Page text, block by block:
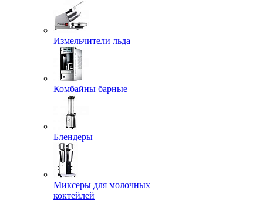
Измельчители льда
Комбайны барные
Блендеры
Миксеры для молочных
коктейлей